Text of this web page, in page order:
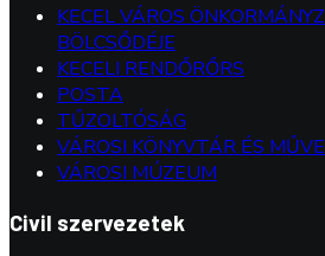
KECEL VÁROS
BÖLCSŐDÉJE
KECELI RENDŐRŐRS
POSTA
TŰZOLTÓSÁG
VÁROSI KÖNYVTÁR ÉS
VÁROSI MÚZEUM
Civil szervezetek